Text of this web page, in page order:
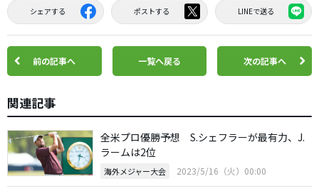
シェアする ポストする LINEで送る
前の記事へ 一覧へ戻る 次の記事へ
関連記事
全米プロ優勝予想 S.シェフラーが最有力、J.
ラームは2位
海外メジャー大会 2023/5/16（火）00:00